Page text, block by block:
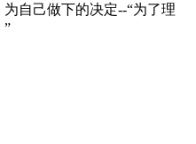
自己做下的决定--“为了理
”